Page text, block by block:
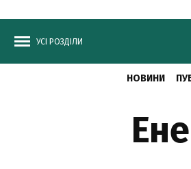
УСІ РОЗДІЛИ
НОВИНИ